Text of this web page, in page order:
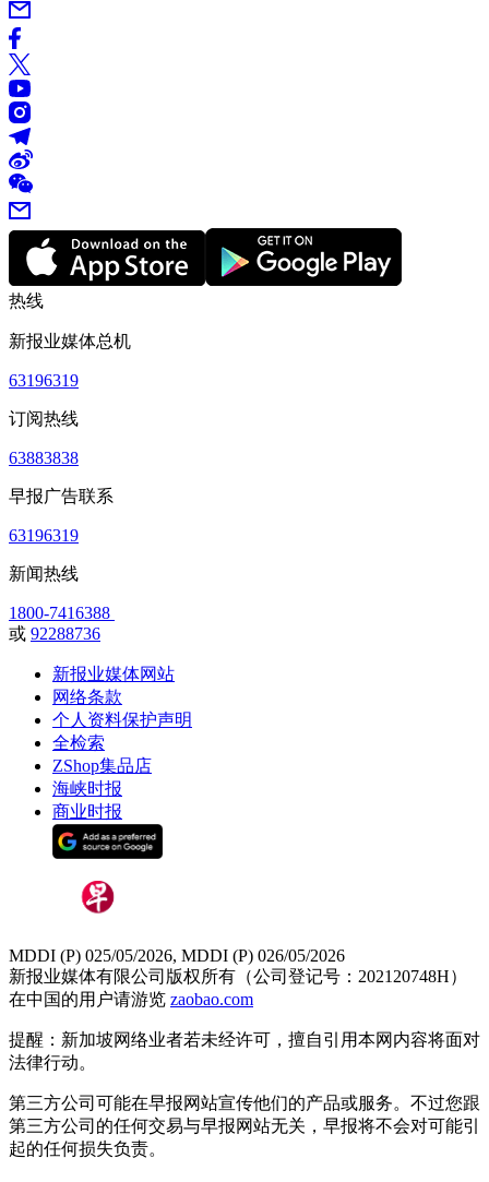
热线
新报业媒体总机
63196319
订阅热线
63883838
早报广告联系
63196319
新闻热线
1800-7416388
或 92288736
新报业媒体网站
网络条款
个人资料保护声明
全检索
ZShop集品店
海峡时报
商业时报
MDDI (P) 025/05/2026, MDDI (P) 026/05/2026
新报业媒体有限公司版权所有（公司登记号：202120748H）
在中国的用户请游览 zaobao.com
提醒：新加坡网络业者若未经许可，擅自引用本网内容将面对
法律行动。
第三方公司可能在早报网站宣传他们的产品或服务。不过您跟
第三方公司的任何交易与早报网站无关，早报将不会对可能引
起的任何损失负责。